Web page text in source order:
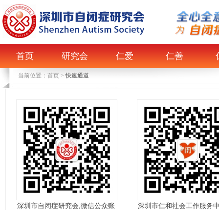
首页 研究会 仁爱 仁善
当前位置： 首页 >快速通道
深圳市自闭症研究会,微信公众账
深圳市仁和社会工作服务